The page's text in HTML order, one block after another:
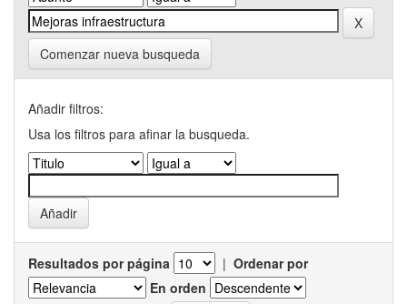
Comenzar nueva busqueda
Añadir filtros:
Usa los filtros para afinar la busqueda.
Resultados por página | Ordenar por
En orden